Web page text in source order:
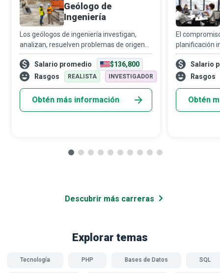
Geólogo de
Ingeniería
Los geólogos de ingeniería investigan,
analizan, resuelven problemas de origen
ambiental y técnico derivados del impacto
humano sobre la Tierra, con el objetivo de
asegurar un futuro mejor para toda l
Salario promedio
$136,800
Rasgos
REALISTA INVESTIGADOR
Obtén más información
El
planificación
enfocado
(tecnologías
una
Salario
Rasgos
Obtén
Descubrir más carreras
Explorar temas
Tecnología PHP Bases de Datos SQL